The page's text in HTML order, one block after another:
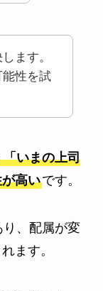
ます。
性を試
いまの上司
高いです。
、配属が変
ます。